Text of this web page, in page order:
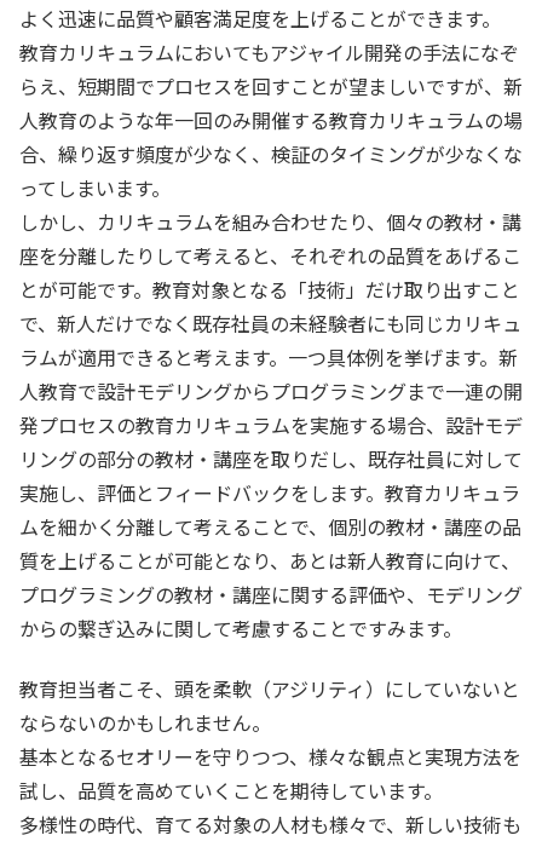
よく迅速に品質や顧客満足度を上げることができます。
教育カリキュラムにおいてもアジャイル開発の手法になぞ
らえ、短期間でプロセスを回すことが望ましいですが、新
人教育のような年一回のみ開催する教育カリキュラムの場
合、繰り返す頻度が少なく、検証のタイミングが少なくな
ってしまいます。
しかし、カリキュラムを組み合わせたり、個々の教材・講
座を分離したりして考えると、それぞれの品質をあげるこ
とが可能です。教育対象となる「技術」だけ取り出すこと
で、新人だけでなく既存社員の未経験者にも同じカリキュ
ラムが適用できると考えます。一つ具体例を挙げます。新
人教育で設計モデリングからプログラミングまで一連の開
発プロセスの教育カリキュラムを実施する場合、設計モデ
リングの部分の教材・講座を取りだし、既存社員に対して
実施し、評価とフィードバックをします。教育カリキュラ
ムを細かく分離して考えることで、個別の教材・講座の品
質を上げることが可能となり、あとは新人教育に向けて、
プログラミングの教材・講座に関する評価や、モデリング
からの繋ぎ込みに関して考慮することですみます。
教育担当者こそ、頭を柔軟（アジリティ）にしていないと
ならないのかもしれません。
基本となるセオリーを守りつつ、様々な観点と実現方法を
試し、品質を高めていくことを期待しています。
多様性の時代、育てる対象の人材も様々で、新しい技術も